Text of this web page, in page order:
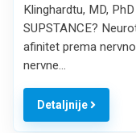
Klinghardtu, MD,
SUPSTANCE?
afinitet prema
nervne…
Detaljnije